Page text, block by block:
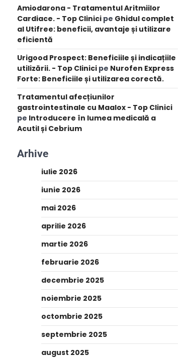
Amiodarona - Tratamentul Aritmiilor
Cardiace. - Top Clinici pe Ghidul complet
al Utifree: beneficii, avantaje și utilizare
eficientă
Urigood Prospect: Beneficiile și indicațiile
utilizării. - Top Clinici pe Nurofen Express
Forte: Beneficiile și utilizarea corectă.
Tratamentul afecțiunilor
gastrointestinale cu Maalox - Top Clinici
pe Introducere în lumea medicală a
Acutil și Cebrium
Arhive
iulie 2026
iunie 2026
mai 2026
aprilie 2026
martie 2026
februarie 2026
decembrie 2025
noiembrie 2025
octombrie 2025
septembrie 2025
august 2025